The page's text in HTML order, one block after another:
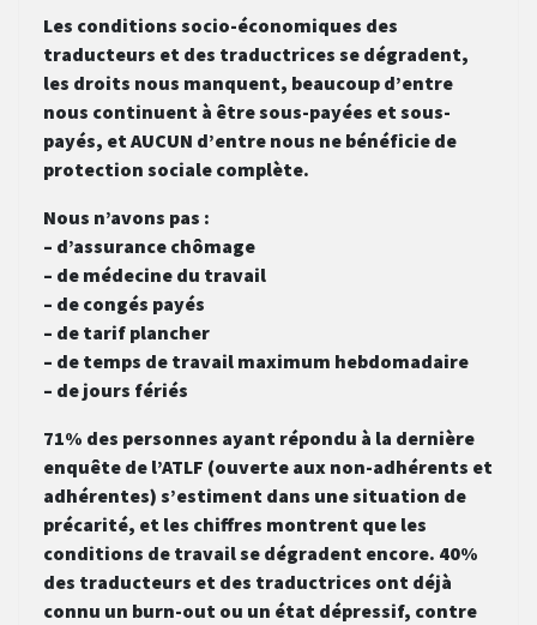
Les conditions socio-économiques des
traducteurs et des traductrices se dégradent,
les droits nous manquent, beaucoup d’entre
nous continuent à être sous-payées et sous-
payés, et AUCUN d’entre nous ne bénéficie de
protection sociale complète.
Nous n’avons pas :
– d’assurance chômage
– de médecine du travail
– de congés payés
– de tarif plancher
– de temps de travail maximum hebdomadaire
– de jours fériés
71% des personnes ayant répondu à la dernière
enquête de l’ATLF (ouverte aux non-adhérents et
adhérentes) s’estiment dans une situation de
précarité, et les chiffres montrent que les
conditions de travail se dégradent encore. 40%
des traducteurs et des traductrices ont déjà
connu un burn-out ou un état dépressif, contre